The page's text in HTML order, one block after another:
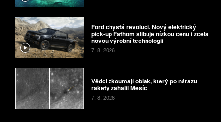
Ford chystá revoluci. Nový elektrický
pick-up Fathom slibuje nízkou cenu i zcela
novou výrobní technologii
7. 8. 2026
Vědci zkoumají oblak, který po nárazu
rakety zahalil Měsíc
7. 8. 2026